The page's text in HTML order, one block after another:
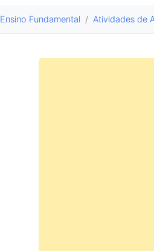
Ensino Fundamental Atividades de